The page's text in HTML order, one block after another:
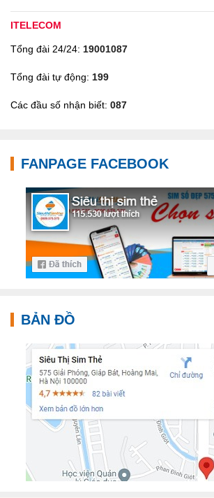
ITELECOM
Tổng đài 24/24: 19001087
Tổng đài tự động: 199
Các đầu số nhận biết: 087
FANPAGE FACEBOOK
BẢN ĐỒ